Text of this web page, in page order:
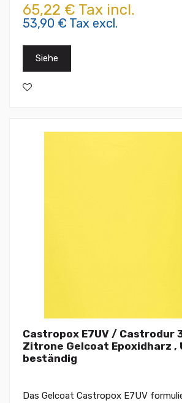
65,22 € Tax incl.
53,90 € Tax excl.
Siehe
Castropox E7UV / Castrodur
Zitrone Gelcoat Epoxidharz ,
beständig
Das Gelcoat Castropox E7UV